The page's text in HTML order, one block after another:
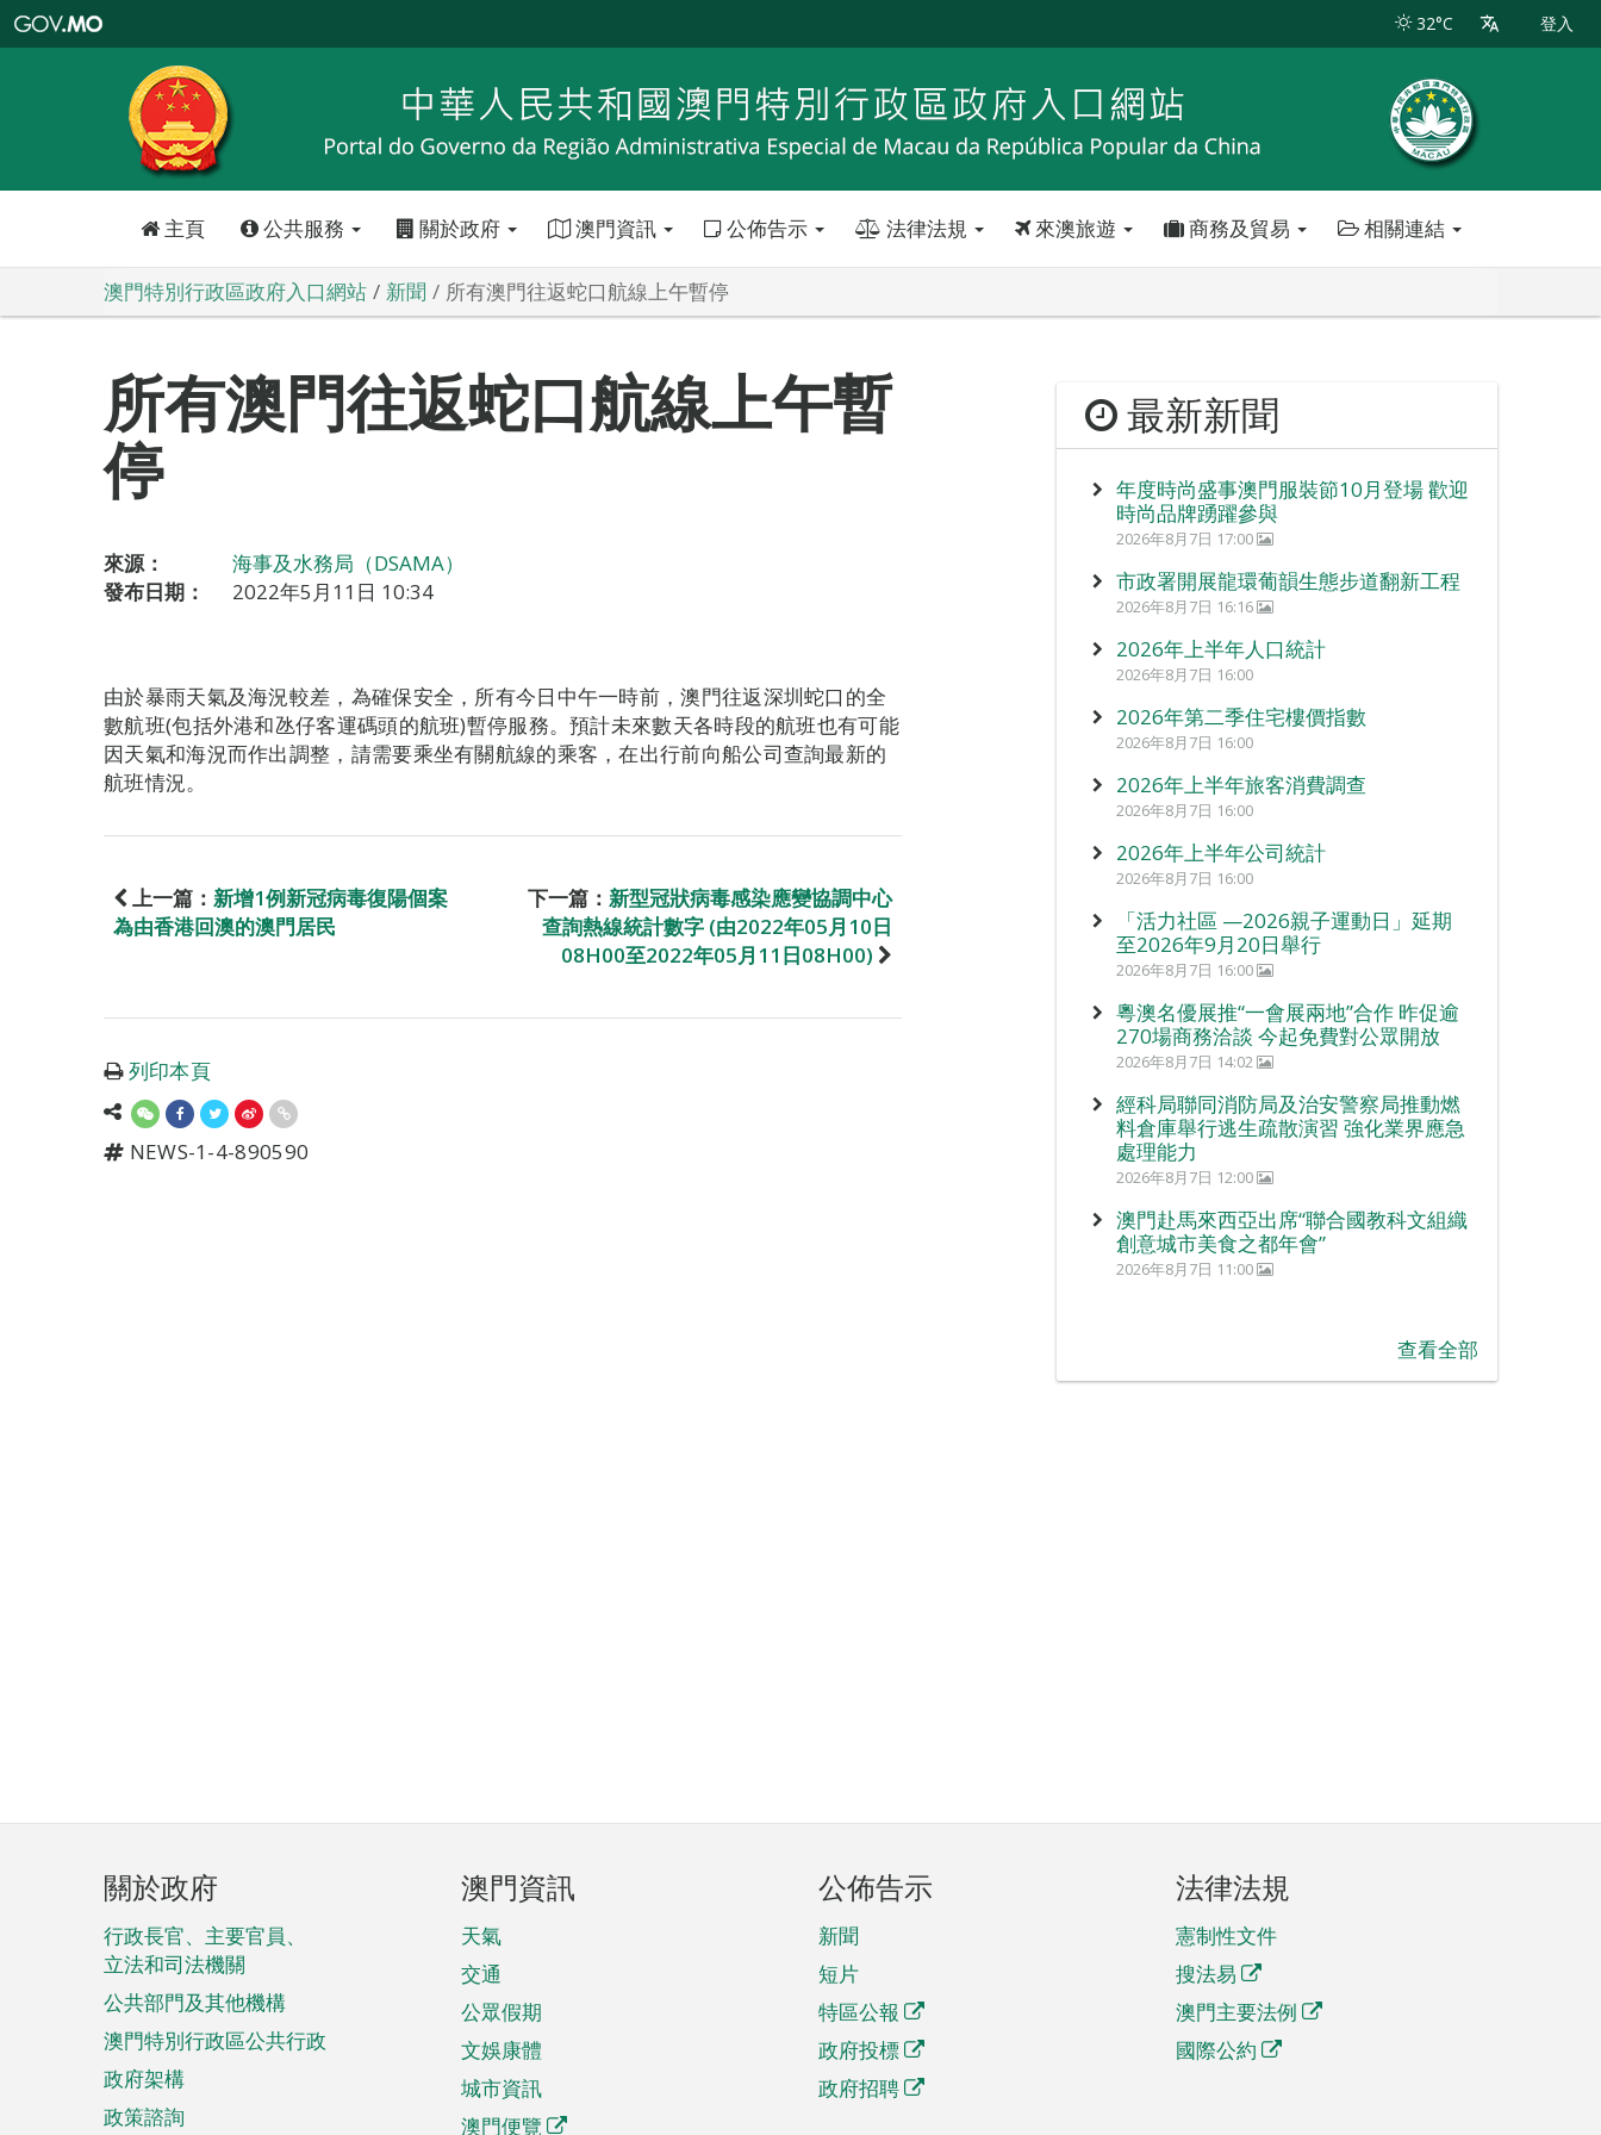
特
政
區
政
口
32°C 登入
主頁 公共服務 關於政府 澳門資訊 公佈告示 法律法規 來澳旅遊 商務及貿易 相關連結
澳門特別行政區政府入口網站 新聞 所有澳門往返蛇口航線上午暫停
所有澳門往返蛇口航線上午暫
停
來源：
海事及水務局（DSAMA）
發布日期：
2022年5月11日 10:34
由於暴雨天氣及海況較差，為確保安全，所有今日中午一時前，澳門往返深圳蛇口的全
數航班(包括外港和氹仔客運碼頭的航班)暫停服務。預計未來數天各時段的航班也有可能
因天氣和海況而作出調整，請需要乘坐有關航線的乘客，在出行前向船公司查詢最新的
航班情況。
上一篇： 新增1例新冠病毒復陽個案
為由香港回澳的澳門居民
下一篇： 新型冠狀病毒感染應變協調中心
查詢熱線統計數字 (由2022年05月10日
08H00至2022年05月11日08H00)
列印本頁
NEWS-1-4-890590
最新新聞
年度時尚盛事澳門服裝節10月登場 歡迎
時尚品牌踴躍參與
2026年8月7日 17:00
市政署開展龍環葡韻生態步道翻新工程
2026年8月7日 16:16
2026年上半年人口統計
2026年8月7日 16:00
2026年第二季住宅樓價指數
2026年8月7日 16:00
2026年上半年旅客消費調查
2026年8月7日 16:00
2026年上半年公司統計
2026年8月7日 16:00
「活力社區 —2026親子運動日」延期
至2026年9月20日舉行
2026年8月7日 16:00
粵澳名優展推“一會展兩地”合作 昨促逾
270場商務洽談 今起免費對公眾開放
2026年8月7日 14:02
經科局聯同消防局及治安警察局推動燃
料倉庫舉行逃生疏散演習 強化業界應急
處理能力
2026年8月7日 12:00
澳門赴馬來西亞出席“聯合國教科文組織
創意城市美食之都年會”
2026年8月7日 11:00
查看全部
頁
腳
菜
單
關於政府
行政長官、主要官員、
立法和司法機關
公共部門及其他機構
澳門特別行政區公共行政
政府架構
政策諮詢
澳門資訊
天氣
交通
公眾假期
文娛康體
城市資訊
澳門便覽
公佈告示
新聞
短片
特區公報
政府投標
政府招聘
法律法規
憲制性文件
搜法易
澳門主要法例
國際公約